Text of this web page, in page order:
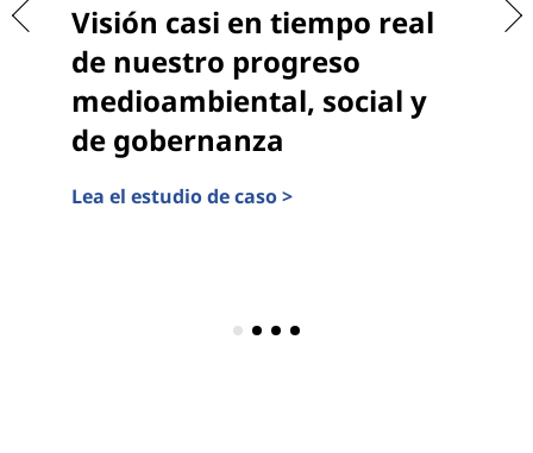
Visión casi en tiempo real
de nuestro progreso
medioambiental, social y
de gobernanza
Lea el estudio de caso >